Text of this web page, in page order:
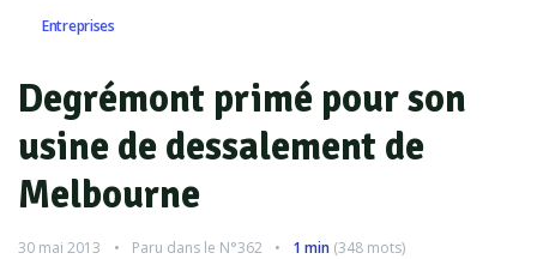
Entreprises
Degrémont primé pour son
usine de dessalement de
Melbourne
30 mai 2013 Paru dans le N°362 1 min (348 mots)